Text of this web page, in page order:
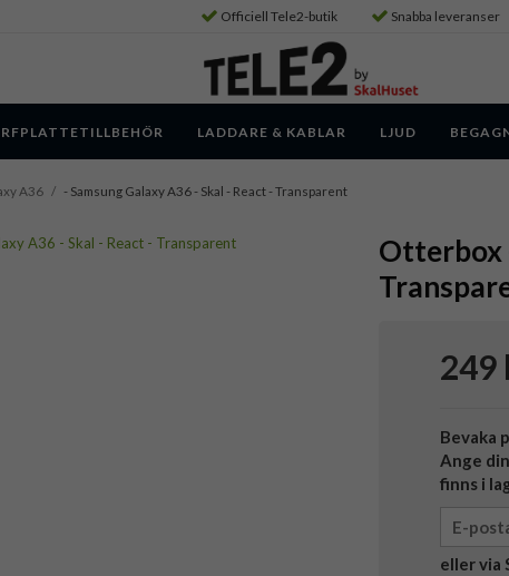
Officiell Tele2-butik Snabba leveranser
LADDARE & KABLAR LJUD
A36 / - Samsung Galaxy A36 - Skal - React - Transparent
Otterbox
249
Bevaka
Ange
finns i
eller via